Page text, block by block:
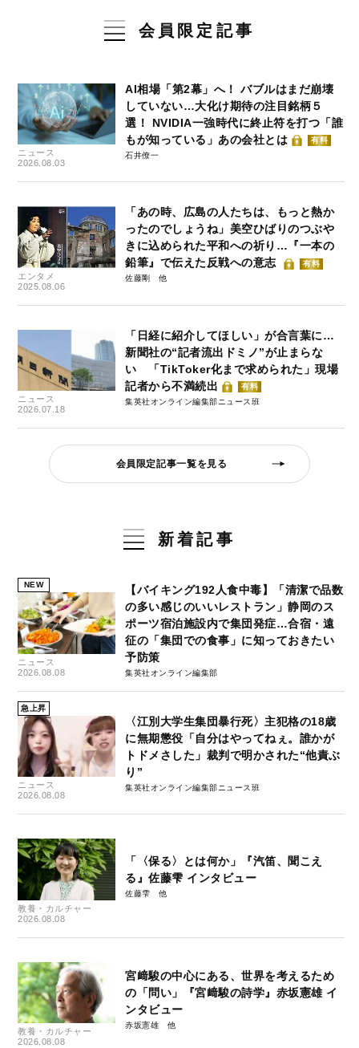
会員限定記事
ニュース
2026.08.03
AI相場「第2幕」へ！ バブルはまだ崩壊
していない…大化け期待の注目銘柄５
選！ NVIDIA一強時代に終止符を打つ「誰
もが知っている」あの会社とは
有料
石井僚一
エンタメ
2025.08.06
「あの時、広島の人たちは、もっと熱か
ったのでしょうね」美空ひばりのつぶや
きに込められた平和への祈り…『一本の
鉛筆』で伝えた反戦への意志
有料
佐藤剛
ニュース
2026.07.18
「日経に紹介してほしい」が合言葉に…
新聞社の“記者流出ドミノ”が止まらな
い 「TikToker化まで求められた」現場
記者から不満続出
有料
集英社オンライン編集部ニュース班
会員限定記事一覧を見る
新着記事
NEW
ニュース
2026.08.08
【バイキング192人食中毒】「清潔で品数
の多い感じのいいレストラン」静岡のス
ポーツ宿泊施設内で集団発症…合宿・遠
征の「集団での食事」に知っておきたい
予防策
集英社オンライン編集部
急上昇
ニュース
2026.08.08
〈江別大学生集団暴行死〉主犯格の18歳
に無期懲役「自分はやってねぇ。誰かが
トドメさした」裁判で明かされた“他責ぶ
り”
集英社オンライン編集部ニュース班
教養・カルチャー
2026.08.08
「〈保る〉とは何か」『汽笛、聞こえ
る』佐藤雫 インタビュー
佐藤雫
教養・カルチャー
2026.08.08
宮﨑駿の中心にある、世界を考えるため
の「問い」『宮﨑駿の詩学』赤坂憲雄 イ
ンタビュー
赤坂憲雄